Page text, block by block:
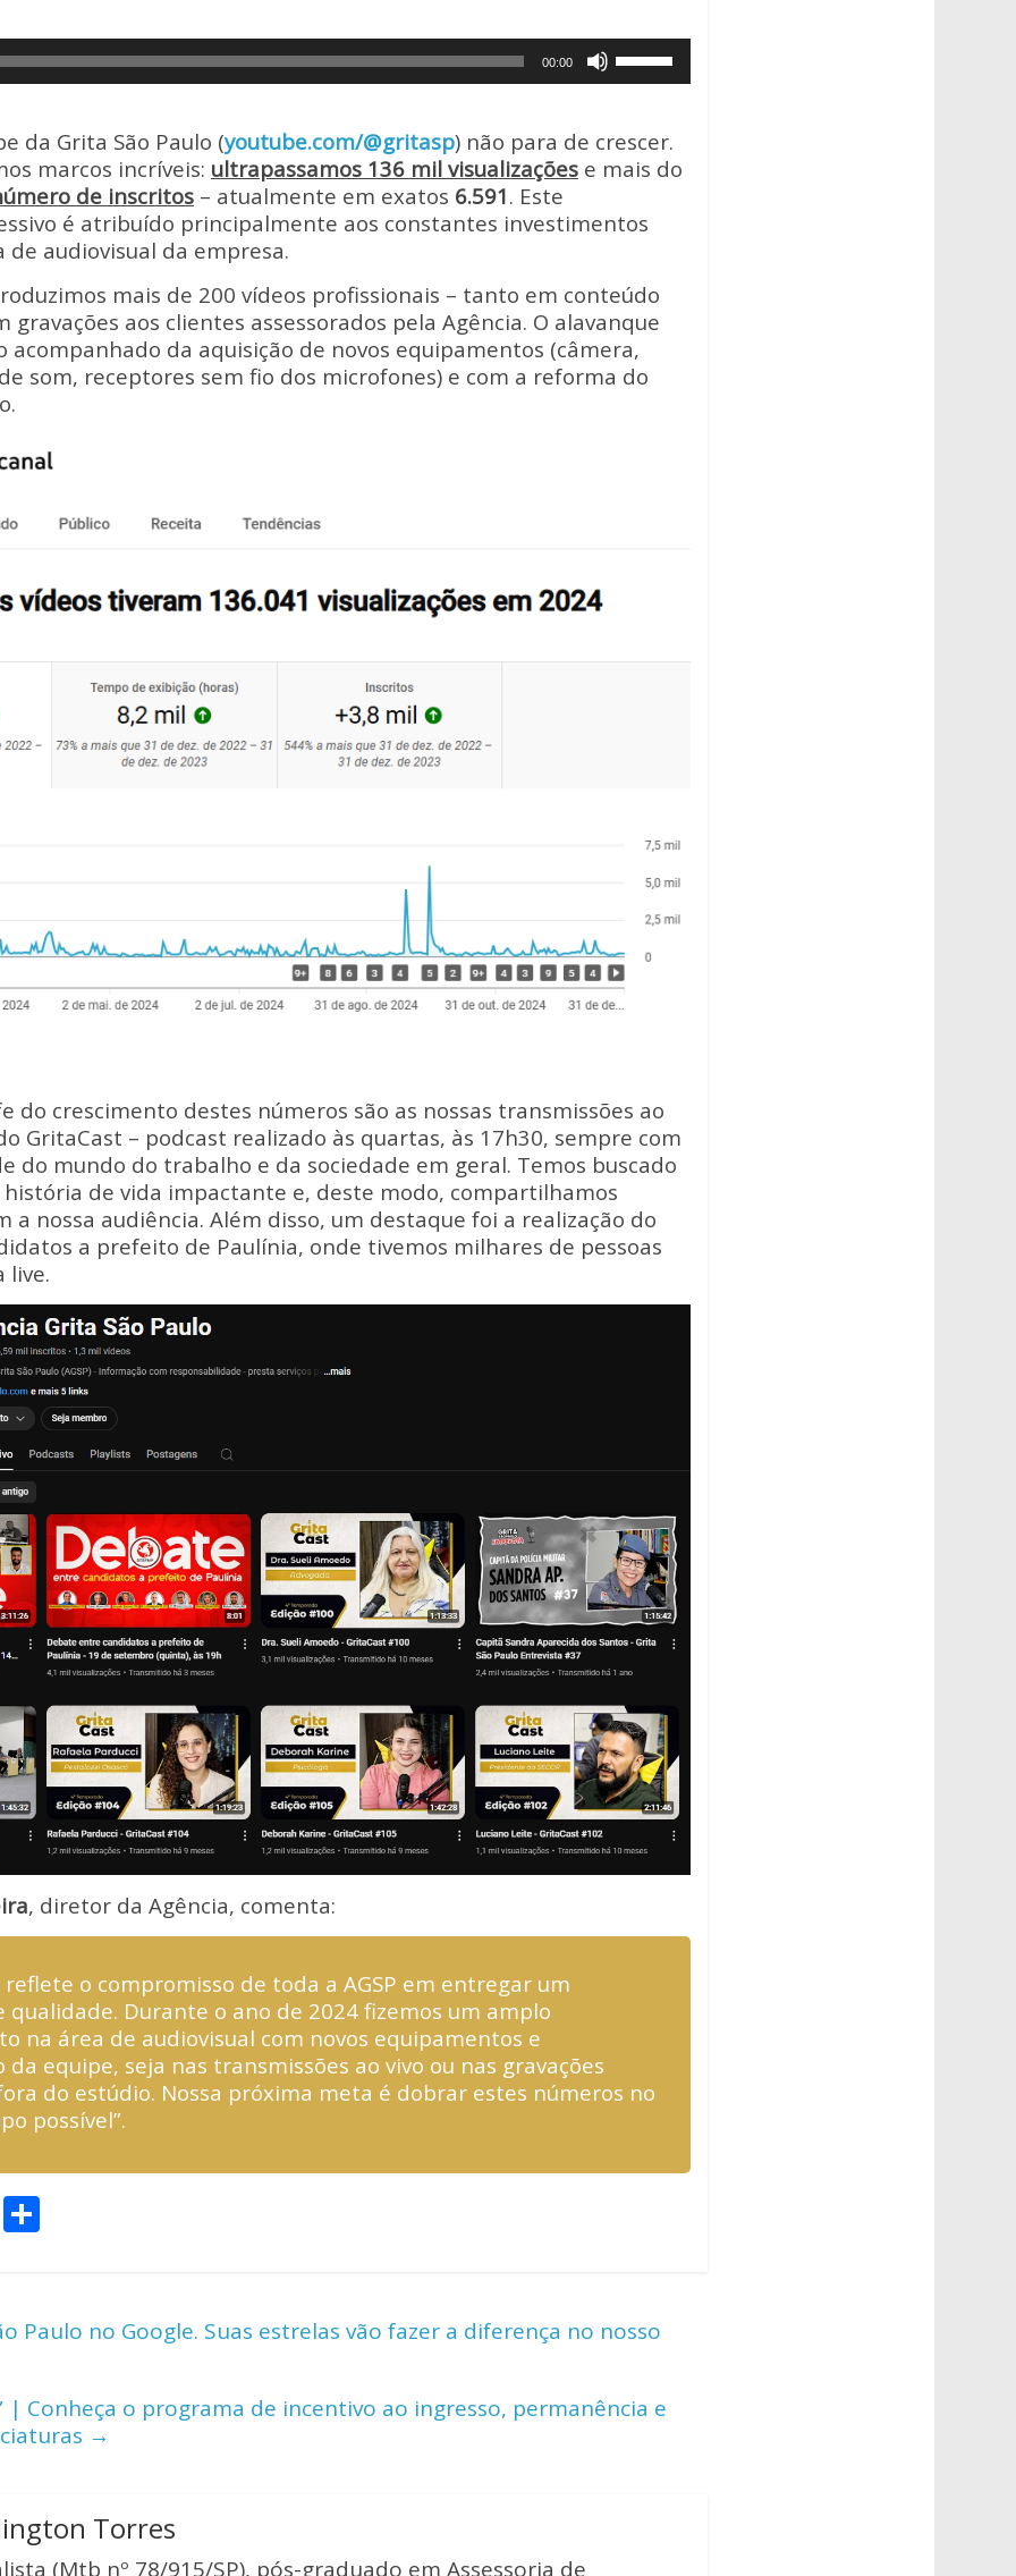
ar
e 00:00
cima
para
aumentar
ou
diminuir
o
da Grita São Paulo (youtube.com/@gritasp) não para de crescer.
marcos incríveis: ultrapassamos 136 mil visualizações e mais do
de inscritos – atualmente em exatos 6.591. Este
é atribuído principalmente aos constantes investimentos
de audiovisual da empresa.
mais de 200 vídeos profissionais – tanto em conteúdo
aos clientes assessorados pela Agência. O alavanque
acompanhado da aquisição de novos equipamentos (câmera,
som, receptores sem fio dos microfones) e com a reforma do
do crescimento destes números são as nossas transmissões ao
GritaCast – podcast realizado às quartas, às 17h30, sempre com
do mundo do trabalho e da sociedade em geral. Temos buscado
história de vida impactante e, deste modo, compartilhamos
a nossa audiência. Além disso, um destaque foi a realização do
a prefeito de Paulínia, onde tivemos milhares de pessoas
live.
, diretor da Agência, comenta:
reflete o compromisso de toda a AGSP em entregar um
qualidade. Durante o ano de 2024 fizemos um amplo
na área de audiovisual com novos equipamentos e
da equipe, seja nas transmissões ao vivo ou nas gravações
do estúdio. Nossa próxima meta é dobrar estes números no
possível”.
C
e
Paulo no Google. Suas estrelas vão fazer a diferença no nosso
| Conheça o programa de incentivo ao ingresso, permanência e
→
Torres
(Mtb nº 78/915/SP), pós-graduado em Assessoria de